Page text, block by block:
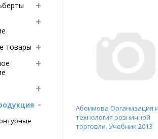
товары
Абоимова Организация
технология розничной
торговли. Учебник 2013